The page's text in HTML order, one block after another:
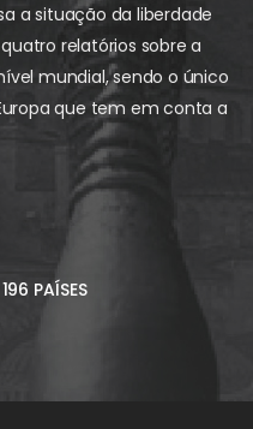
a situação da liberdade
relatórios sobre a
mundial, sendo o único
que tem em conta a
196 PAÍSES